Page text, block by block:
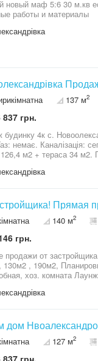
и детский, всего на 9
комплекса, а также
провести время с
новый маф 5:6 30 м.кв
работы и материалы
137 м2
837 грн.
4к с. Новоолександрівка
м2 + тераса 34 м2.
- септик 10 м3.
Прямая
140 м2
грн.
от застройщика
гостиная , две ( три, четыре ) раздельные комнаты , два сан.узла,
хоз. комната Лаунж зона для
)
дом
127 м2
837 грн.